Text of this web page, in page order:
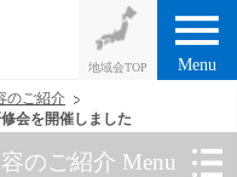
menu
Menu
のご紹介
会を開催しました
のご紹介 Menu